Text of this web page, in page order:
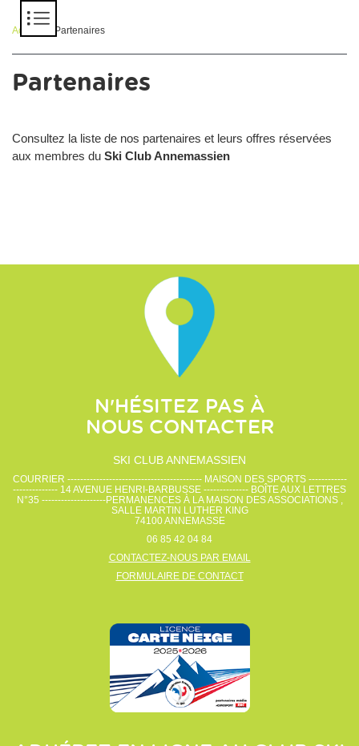
Accueil > Partenaires
Partenaires
Consultez la liste de nos partenaires et leurs offres réservées
aux membres du Ski Club Annemassien
N'HÉSITEZ PAS À
NOUS CONTACTER
SKI CLUB ANNEMASSIEN
COURRIER ------------------------------------------ MAISON DES SPORTS ------------
-------------- 14 AVENUE HENRI-BARBUSSE -------------- BOÎTE AUX LETTRES
N°35 --------------------PERMANENCES À LA MAISON DES ASSOCIATIONS ,
SALLE MARTIN LUTHER KING
74100ANNEMASSE
06 85 42 04 84
CONTACTEZ-NOUS PAR EMAIL
FORMULAIRE DE CONTACT